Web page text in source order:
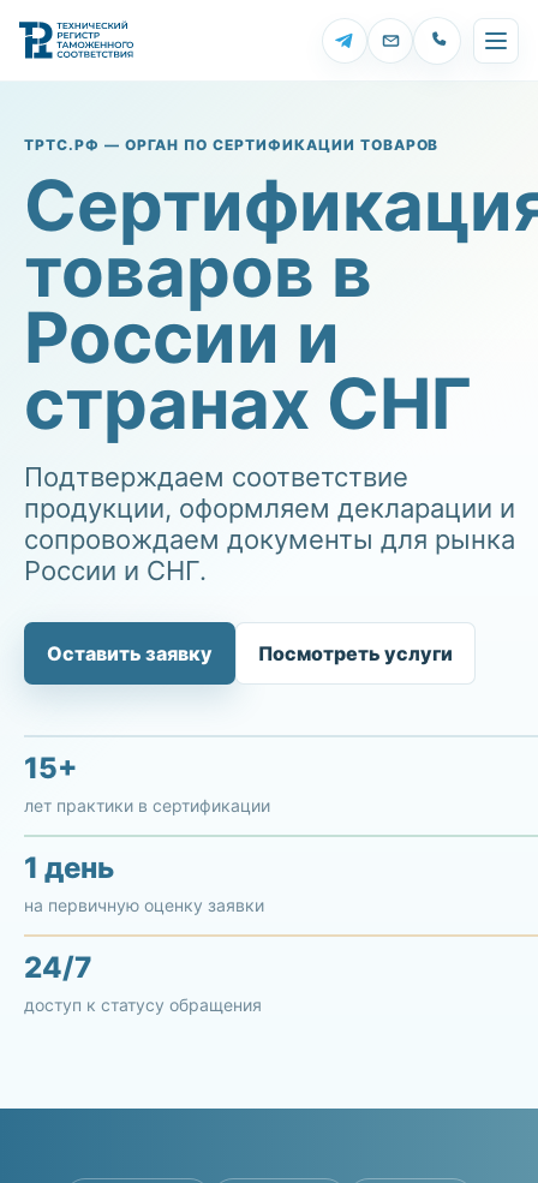
Открыть Telegram
Открыть
ТРТС.РФ — ОРГАН ПО СЕРТИФИКАЦИИ ТОВАРОВ
товаров в
России и
странах СНГ
Подтверждаем соответствие
продукции, оформляем декларации и
сопровождаем документы для рынка
России и СНГ.
Оставить заявку Посмотреть услуги
15+
лет практики в сертификации
1 день
на первичную оценку заявки
24/7
доступ к статусу обращения